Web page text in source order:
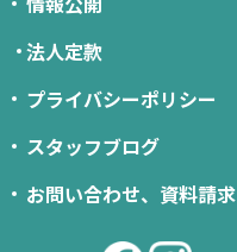
法人定款
プライバシーポリシー
スタッフブログ
お問い合わせ、資料請求